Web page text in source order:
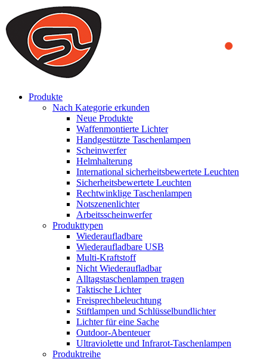
We use cookies to ensure that we provide you the best experience
on our website. By continuing to browse this website, you accept
that cookies are used to help us analyze how the website is used and
to offer you a better experience. To learn more or to find out how
you can disable cookies, you can access our
Produkte
Nach Kategorie erkunden
Neue Produkte
Waffenmontierte Lichter
Handgestützte Taschenlampen
Scheinwerfer
Helmhalterung
International sicherheitsbewertete Leuchten
Sicherheitsbewertete Leuchten
Rechtwinklige Taschenlampen
Notszenenlichter
Arbeitsscheinwerfer
Produkttypen
Wiederaufladbare
Wiederaufladbare USB
Multi-Kraftstoff
Nicht Wiederaufladbar
Alltagstaschenlampen tragen
Taktische Lichter
Freisprechbeleuchtung
Stiftlampen und Schlüsselbundlichter
Lichter für eine Sache
Outdoor-Abenteuer
Ultraviolette und Infrarot-Taschenlampen
Produktreihe